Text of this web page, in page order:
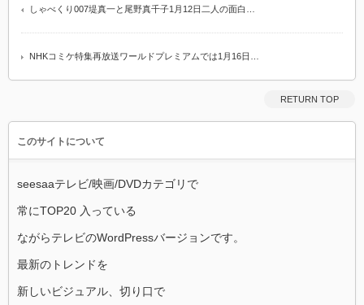
しゃべくり007堤真一と尾野真千子1月12日二人の面白…
NHKコミケ特集再放送ワールドプレミアムでは1月16日…
RETURN TOP
このサイトについて
seesaaテレビ/映画/DVDカテゴリで
常にTOP20 入っている
ながらテレビのWordPressバージョンです。
最新のトレンドを
新しいビジュアル、切り口で